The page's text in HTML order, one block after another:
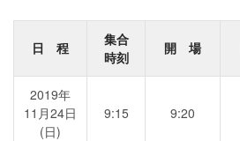
日 程
集合
時刻
開 場
2019年
11月24日
(日)
9:15 9:20